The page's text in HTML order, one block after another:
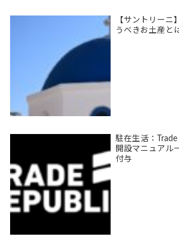
【サントリーニ
うべきお土産と
駐在生活：
開設マニュアル
付与